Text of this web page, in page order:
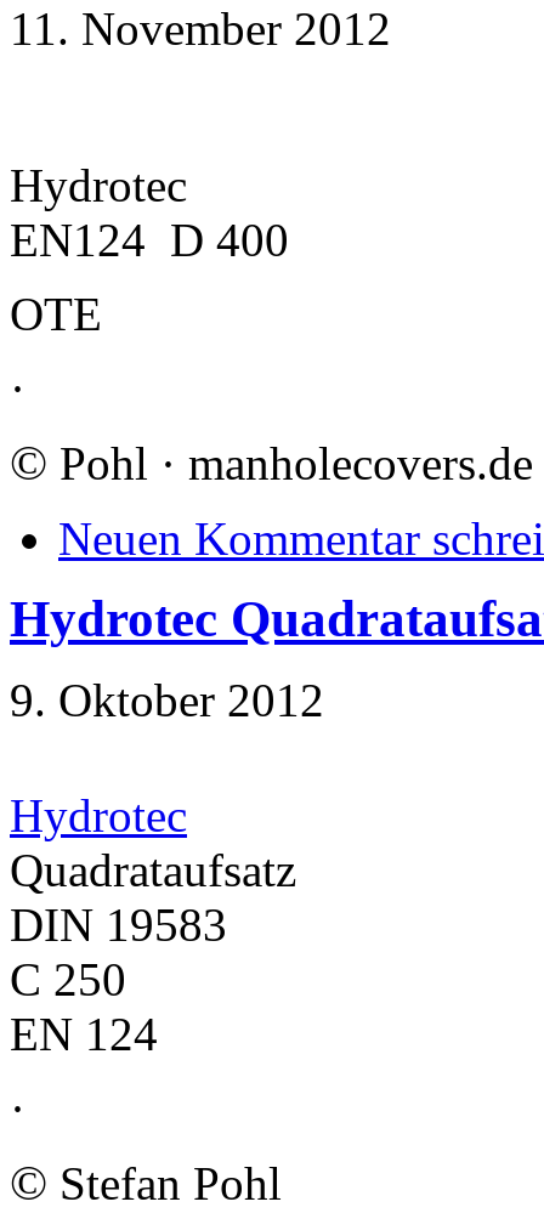
11. November 2012
Hydrotec
EN124 D 400
ΟΤΕ
·
© Pohl · manholecovers.de
Neuen Kommentar
Hydrotec
9. Oktober 2012
Hydrotec
Quadrataufsatz
DIN 19583
C 250
EN 124
·
© Stefan Pohl